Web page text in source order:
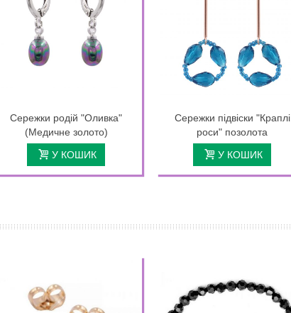
Сережки родій "Оливка"
(Медичне золото)
У КОШИК
Сережки підвіски "Краплі
роси" позолота
У КОШИК